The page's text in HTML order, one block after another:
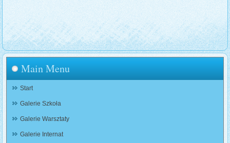
Main Menu
Start
Galerie Szkoła
Galerie Warsztaty
Galerie Internat